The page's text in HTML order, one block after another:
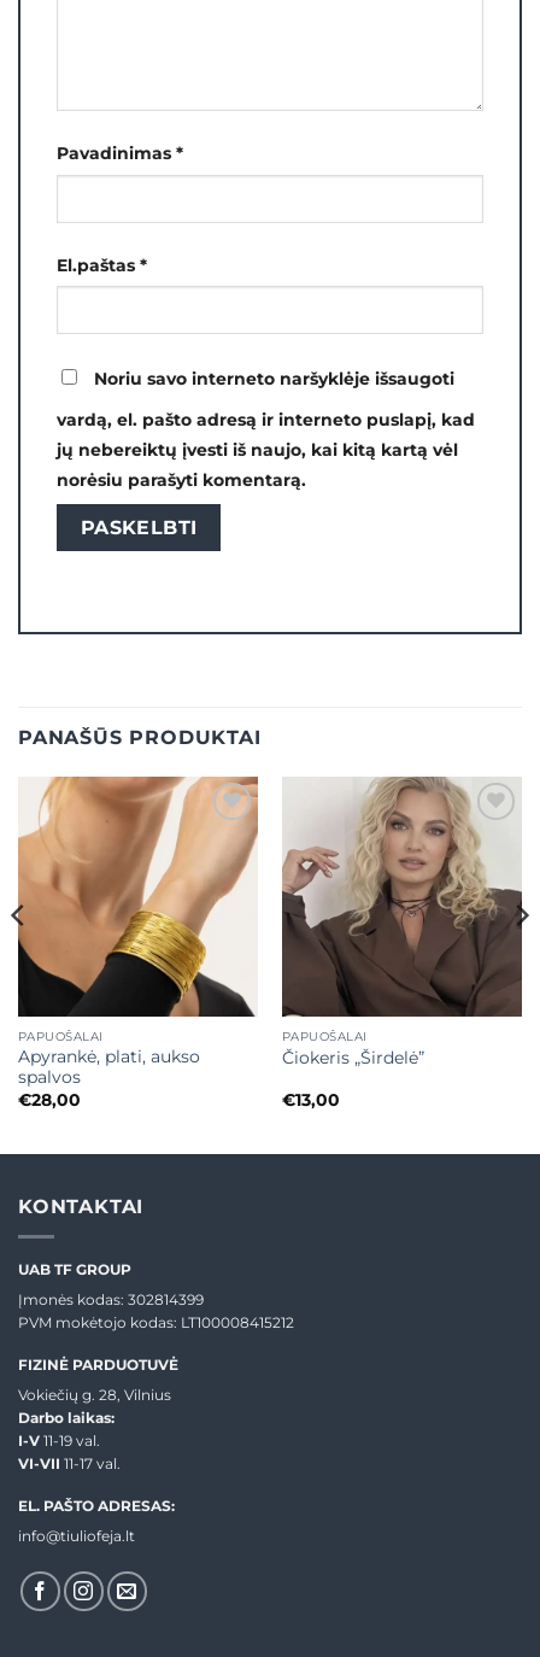
Pavadinimas *
El.paštas *
Noriu savo interneto naršyklėje išsaugoti
vardą, el. pašto adresą ir interneto puslapį, kad
jų nebereiktų įvesti iš naujo, kai kitą kartą vėl
norėsiu parašyti komentarą.
PANAŠŪS PRODUKTAI
Mėgstamiausias
PAPUOŠALAI
Apyrankė, plati, aukso
spalvos
€28,00
Mėgstamiausias
PAPUOŠALAI
Čiokeris „Širdelė”
€13,00
KONTAKTAI
UAB TF GROUP
Įmonės kodas: 302814399
PVM mokėtojo kodas: LT100008415212
FIZINĖ PARDUOTUVĖ
Vokiečių g. 28, Vilnius
Darbo laikas:
I-V 11-19 val.
VI-VII 11-17 val.
EL. PAŠTO ADRESAS:
info@tiuliofeja.lt